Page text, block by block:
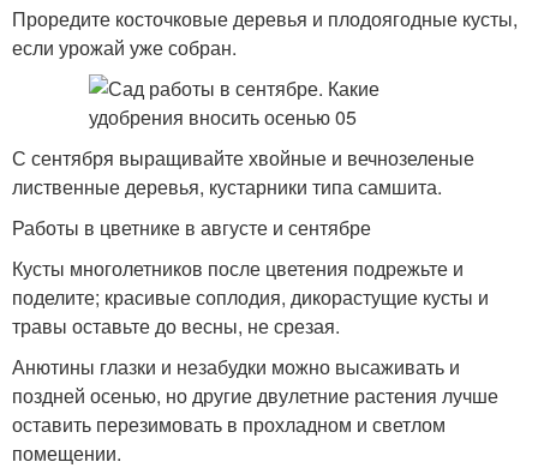
Проредите косточковые деревья и плодоягодные кусты,
если урожай уже собран.
С сентября выращивайте хвойные и вечнозеленые
лиственные деревья, кустарники типа самшита.
Работы в цветнике в августе и сентябре
Кусты многолетников после цветения подрежьте и
поделите; красивые соплодия, дикорастущие кусты и
травы оставьте до весны, не срезая.
Анютины глазки и незабудки можно высаживать и
поздней осенью, но другие двулетние растения лучше
оставить перезимовать в прохладном и светлом
помещении.